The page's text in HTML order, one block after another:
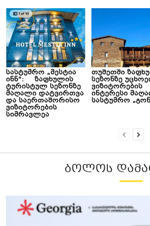
სასტუმრო „მესტია
ინნ“: ზაფხულის
ტურისტულ სეზონზე
მაღალი დატვირთვა
და საერთაშორისო
ვიზიტორების
სიმრავლეა
თუშეთში
სეზონზე
ვიზიტორების
ინტერესი
სასტუმრო
ᲑᲝᲚᲝᲡ